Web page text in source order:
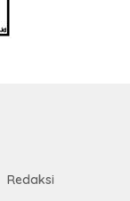
Redaksi